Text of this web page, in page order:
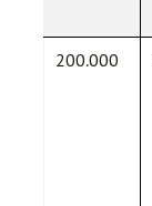
200.000